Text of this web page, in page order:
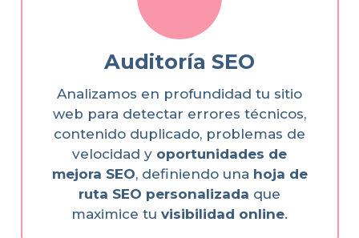
Auditoría SEO
Analizamos en profundidad tu sitio
web para detectar errores técnicos,
contenido duplicado, problemas de
velocidad y oportunidades de
mejora SEO, definiendo una hoja de
ruta SEO personalizada que
maximice tu visibilidad online.